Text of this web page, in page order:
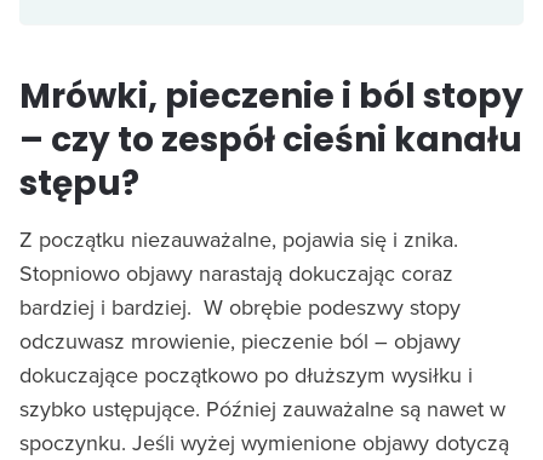
Mrówki, pieczenie i ból stopy
– czy to zespół cieśni kanału
stępu?
Z początku niezauważalne, pojawia się i znika.
Stopniowo objawy narastają dokuczając coraz
bardziej i bardziej. W obrębie podeszwy stopy
odczuwasz mrowienie, pieczenie ból – objawy
dokuczające początkowo po dłuższym wysiłku i
szybko ustępujące. Później zauważalne są nawet w
spoczynku. Jeśli wyżej wymienione objawy dotyczą